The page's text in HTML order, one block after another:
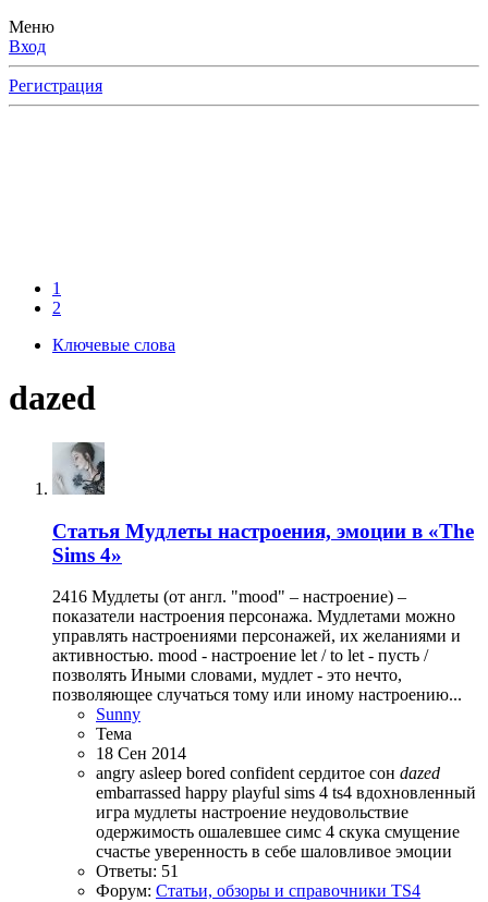
Меню
Вход
Регистрация
1
2
Ключевые слова
dazed
Статья Мудлеты настроения, эмоции в «The
Sims 4»
2416 Мудлеты (от англ. "mood" – настроение) –
показатели настроения персонажа. Мудлетами можно
управлять настроениями персонажей, их желаниями и
активностью. mood - настроение let / to let - пусть /
позволять Иными словами, мудлет - это нечто,
позволяющее случаться тому или иному настроению...
Sunny
Тема
18 Сен 2014
angry asleep bored confident cердитое cон dazed
embarrassed happy playful sims 4 ts4 вдохновленный
игра мудлеты настроение неудовольствие
одержимость ошалевшее симс 4 скука смущение
счастье уверенность в себе шаловливое эмоции
Ответы: 51
Форум: Статьи, обзоры и справочники TS4